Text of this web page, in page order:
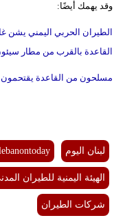
وقد يهمك أيضًا:
الطيران الحربي اليمني يشن
القاعدة بالقرب من مطار
مسلحون من القاعدة
لبنان اليوم
الهيئة اليمنية للطيران
شركات الطيران